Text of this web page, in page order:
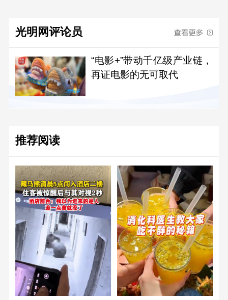
光明网评论员
“电影+”带动千亿级产业链，
再证电影的无可取代
推荐阅读